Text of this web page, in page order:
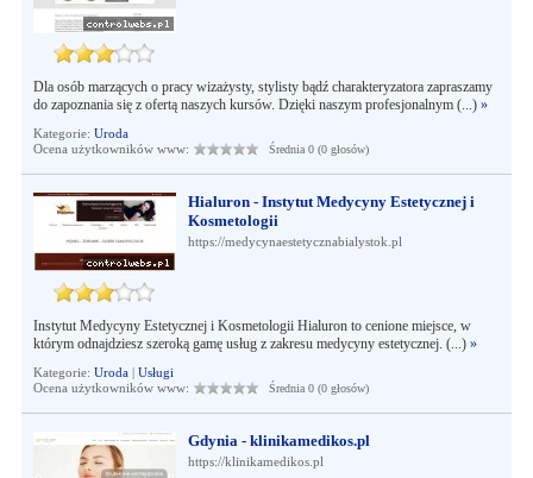
Dla osób marzących o pracy wizażysty, stylisty bądź charakteryzatora zapraszamy
do zapoznania się z ofertą naszych kursów. Dzięki naszym profesjonalnym (...) »
Kategorie: Uroda
Ocena użytkowników www:
Średnia 0 (0 głosów)
Hialuron - Instytut Medycyny Estetycznej i
Kosmetologii
https://medycynaestetycznabialystok.pl
Instytut Medycyny Estetycznej i Kosmetologii Hialuron to cenione miejsce, w
którym odnajdziesz szeroką gamę usług z zakresu medycyny estetycznej. (...) »
Kategorie: Uroda| Usługi
Ocena użytkowników www:
Średnia 0 (0 głosów)
Gdynia - klinikamedikos.pl
https://klinikamedikos.pl